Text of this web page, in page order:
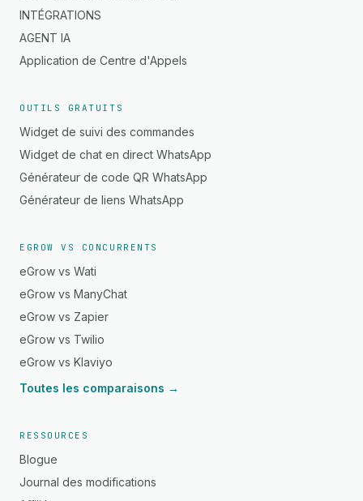
INTÉGRATIONS
AGENT IA
Application de Centre d'Appels
OUTILS GRATUITS
Widget de suivi des commandes
Widget de chat en direct WhatsApp
Générateur de code QR WhatsApp
Générateur de liens WhatsApp
EGROW VS CONCURRENTS
eGrow vs Wati
eGrow vs ManyChat
eGrow vs Zapier
eGrow vs Twilio
eGrow vs Klaviyo
Toutes les comparaisons →
RESSOURCES
Blogue
Journal des modifications